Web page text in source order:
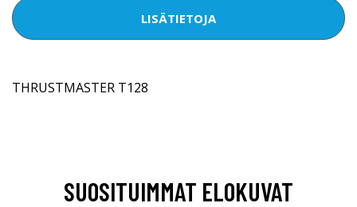
LISÄTIETOJA
THRUSTMASTER T128
SUOSITUIMMAT ELOKUVAT